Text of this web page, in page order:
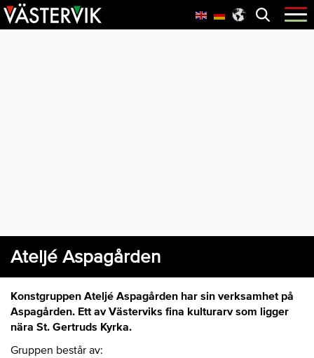
Hoppa
till
Skip
to
Hoppa
till
Öppna
menyn
Ateljé Aspagården
Konstgruppen Ateljé Aspagården har sin verksamhet på
Aspagården. Ett av Västerviks fina kulturarv som ligger
nära St. Gertruds Kyrka.
Gruppen består av: